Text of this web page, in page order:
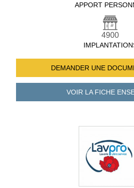
APPORT
4900
DEMANDER UNE
VOIR LA FICHE